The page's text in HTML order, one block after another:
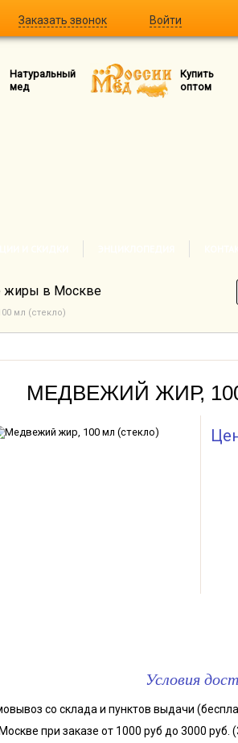
Заказать звонок Войти
Натуральный
мед
Купить
оптом
жиры в Москве
мл (стекло)
МЕДВЕЖИЙ ЖИР,
Условия
со склада и пунктов выдачи
при заказе от 1000 руб до 3000 руб.